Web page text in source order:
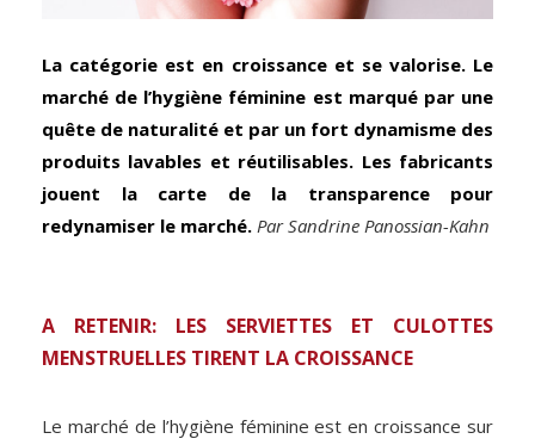
La catégorie est en croissance et se valorise. Le
marché de l’hygiène féminine est marqué par une
quête de naturalité et par un fort dynamisme des
produits lavables et réutilisables. Les fabricants
jouent la carte de la transparence pour
redynamiser le marché. Par Sandrine Panossian-Kahn
A RETENIR: LES SERVIETTES ET CULOTTES
MENSTRUELLES TIRENT LA CROISSANCE
Le marché de l’hygiène féminine est en croissance sur